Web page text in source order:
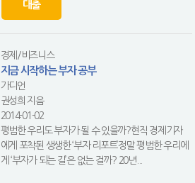
대출
경제/비즈니스
지금 시작하는 부자 공부
가디언
권성희 지음
2014-01-02
평범한 우리도 부자가 될 수 있을까?현직 경제기자
에게 포착된 생생한 ‘부자 리포트’정말 평범한 우리에
게 ‘부자가 되는 길’은 없는 걸까? 20년...